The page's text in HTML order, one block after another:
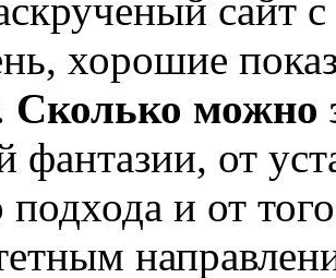
сайт
хорошие
Сколько можно
фантазии, от
подхода и от